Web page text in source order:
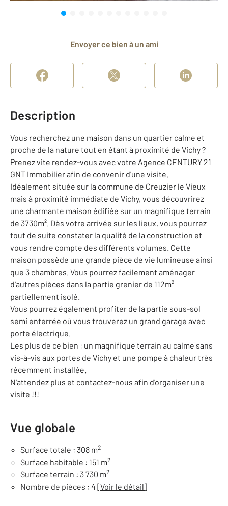
Envoyer ce bien à un ami
Description
Vous recherchez une maison dans un quartier calme et
proche de la nature tout en étant à proximité de Vichy ?
Prenez vite rendez-vous avec votre Agence CENTURY 21
GNT Immobilier afin de convenir d'une visite.
Idéalement située sur la commune de Creuzier le Vieux
mais à proximité immédiate de Vichy, vous découvrirez
une charmante maison édifiée sur un magnifique terrain
de 3730m². Dès votre arrivée sur les lieux, vous pourrez
tout de suite constater la qualité de la construction et
vous rendre compte des différents volumes. Cette
maison possède une grande pièce de vie lumineuse ainsi
que 3 chambres. Vous pourrez facilement aménager
d'autres pièces dans la partie grenier de 112m²
partiellement isolé.
Vous pourrez également profiter de la partie sous-sol
semi enterrée où vous trouverez un grand garage avec
porte électrique.
Les plus de ce bien : un magnifique terrain au calme sans
vis-à-vis aux portes de Vichy et une pompe à chaleur très
récemment installée.
N'attendez plus et contactez-nous afin d'organiser une
visite !!!
Vue globale
Surface totale : 308 m2
Surface habitable : 151 m2
Surface terrain : 3 730 m2
Nombre de pièces : 4 [Voir le détail]